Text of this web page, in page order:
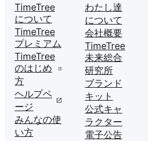
TimeTree
について
TimeTree
プレミアム
TimeTree
のはじめ
方
ヘルプペ
ージ
みんなの使
い方
わたし達
について
会社概要
TimeTree
未来総合
研究所
ブランド
キット
公式キャ
ラクター
電子公告